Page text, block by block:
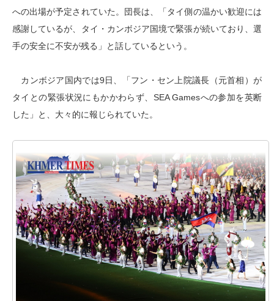
への出場が予定されていた。団長は、「タイ側の温かい歓迎には
感謝しているが、タイ・カンボジア国境で緊張が続いており、選
手の安全に不安が残る」と話しているという。
カンボジア国内では9日、「フン・セン上院議長（元首相）が
タイとの緊張状況にもかかわらず、SEA Gamesへの参加を英断
した」と、大々的に報じられていた。